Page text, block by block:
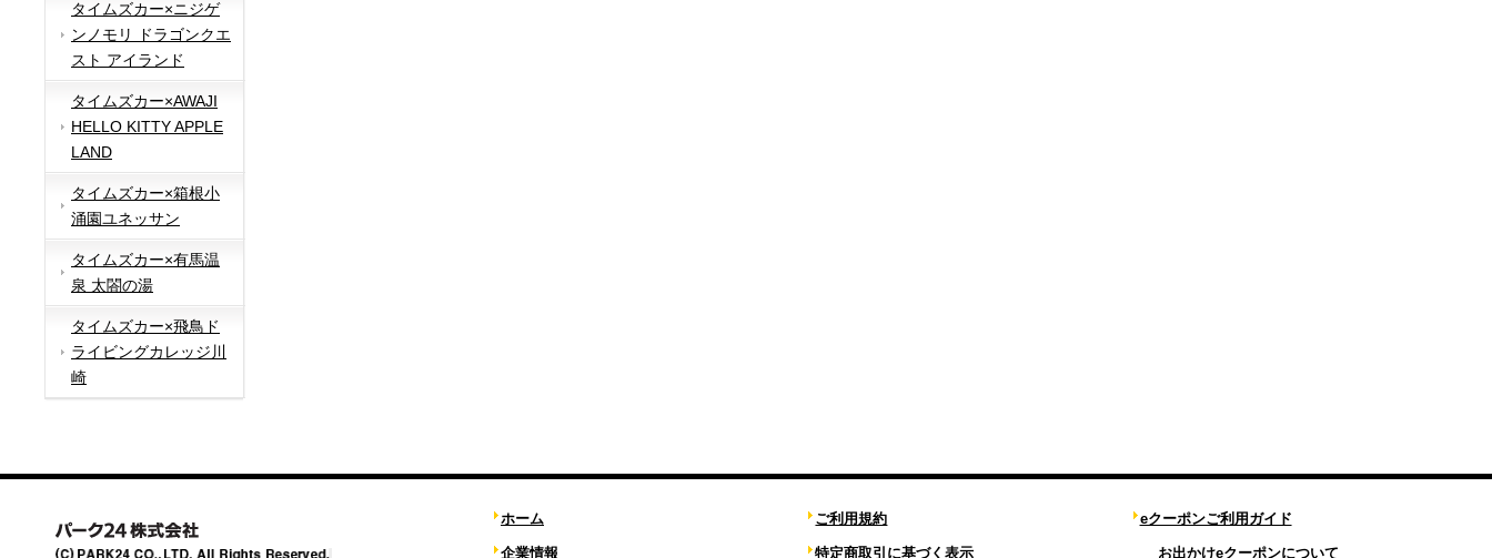
タイムズカー×ニジゲ
ンノモリ ドラゴンクエ
スト アイランド
タイムズカー×AWAJI
HELLO KITTY APPLE
LAND
タイムズカー×箱根小
涌園ユネッサン
タイムズカー×有馬温
泉 太閤の湯
タイムズカー×飛鳥ド
ライビングカレッジ川
崎
ホーム
企業情報
ご利用規約
特定商取引に基づく表示
eクーポンご利用ガイド
お出かけeクーポンについて